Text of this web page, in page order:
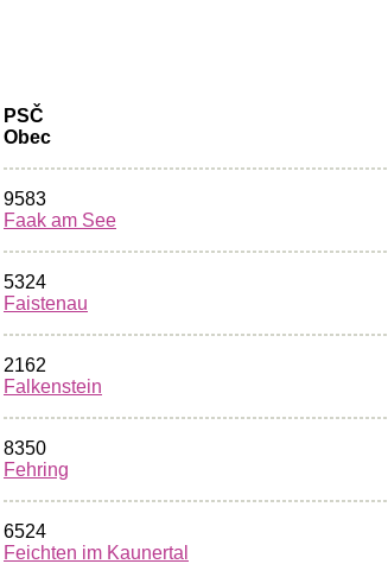
PSČ
Obec
9583
Faak am See
5324
Faistenau
2162
Falkenstein
8350
Fehring
6524
Feichten im Kaunertal